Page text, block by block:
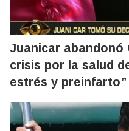
Juanicar abandonó
crisis por la salud
estrés y preinfarto”